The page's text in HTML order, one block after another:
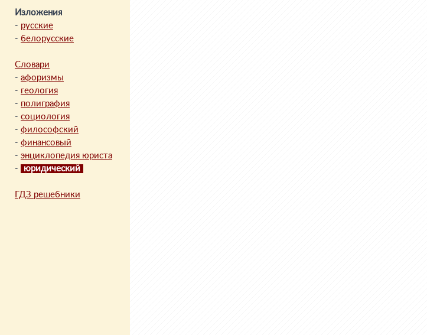
Изложения
- русские
- белорусские
Словари
- афоризмы
- геология
- полиграфия
- социология
- философский
- финансовый
- энциклопедия юриста
-
юридический
ГДЗ решебники